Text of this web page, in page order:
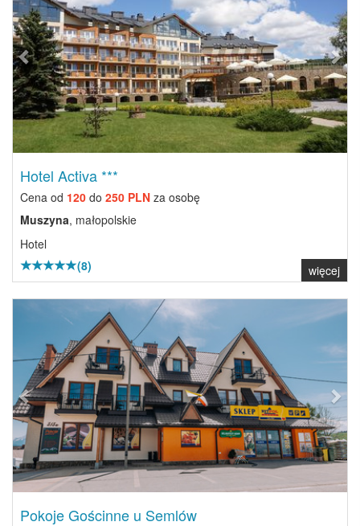
Hotel Activa ***
Cena od 120 do 250 PLN za osobę
Muszyna, małopolskie
Hotel
(8)
więcej
Previous Next
Pokoje Gościnne u Semlów